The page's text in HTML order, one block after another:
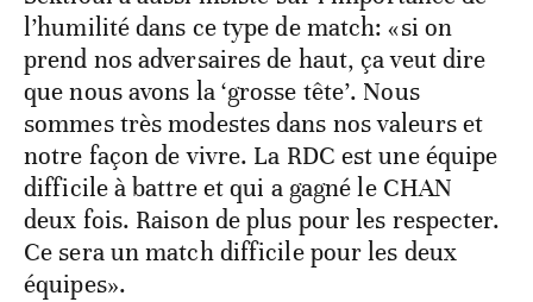
l’humilité dans ce type de match: «si on
prend nos adversaires de haut, ça veut dire
que nous avons la ‘grosse tête’. Nous
sommes très modestes dans nos valeurs et
notre façon de vivre. La RDC est une équipe
difficile à battre et qui a gagné le CHAN
deux fois. Raison de plus pour les respecter.
Ce sera un match difficile pour les deux
équipes».